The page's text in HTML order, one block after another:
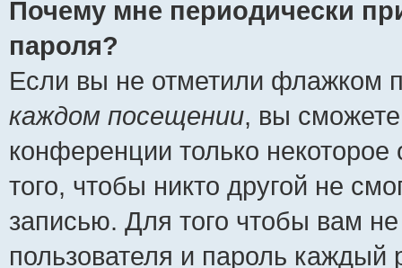
Почему мне периодически
пароля?
Если вы не отметили флажком
каждом посещении, вы
конференции только
того, чтобы никто другой не
записью. Для того чтобы вам
пользователя и пароль